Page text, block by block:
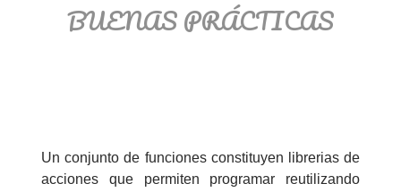
BUENAS PRÁCTICAS
Un conjunto de funciones constituyen librerias de
acciones que permiten programar reutilizando